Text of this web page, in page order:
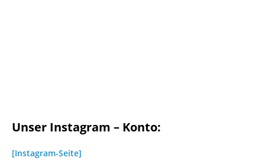
Unser Instagram – Konto:
[Instagram-Seite]